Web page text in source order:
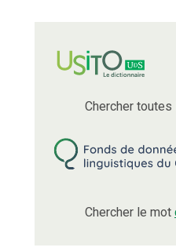
Chercher
Chercher le mot